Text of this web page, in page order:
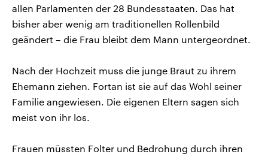
allen Parlamenten der 28 Bundesstaaten. Das hat
bisher aber wenig am traditionellen Rollenbild
geändert – die Frau bleibt dem Mann untergeordnet.
Nach der Hochzeit muss die junge Braut zu ihrem
Ehemann ziehen. Fortan ist sie auf das Wohl seiner
Familie angewiesen. Die eigenen Eltern sagen sich
meist von ihr los.
Frauen müssten Folter und Bedrohung durch ihren